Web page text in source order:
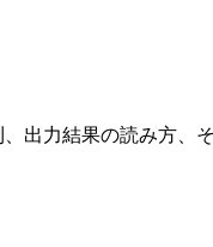
出力結果の読み方、